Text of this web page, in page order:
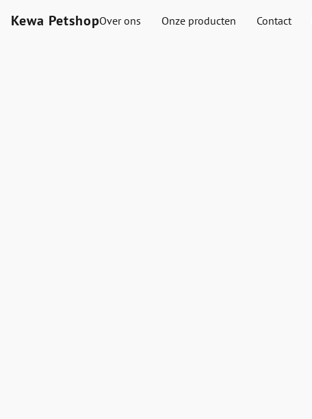
Kewa PetshopOver ons Onze producten Contact